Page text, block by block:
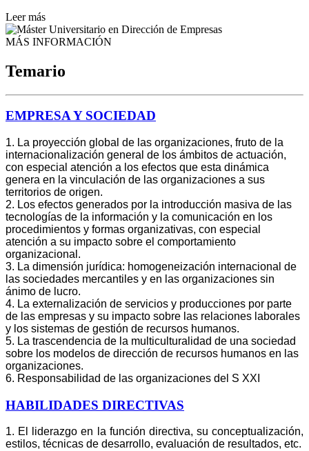
Leer más
MÁS INFORMACIÓN
Temario
EMPRESA Y SOCIEDAD
1. La proyección global de las organizaciones, fruto de la
internacionalización general de los ámbitos de actuación,
con especial atención a los efectos que esta dinámica
genera en la vinculación de las organizaciones a sus
territorios de origen.
2. Los efectos generados por la introducción masiva de las
tecnologías de la información y la comunicación en los
procedimientos y formas organizativas, con especial
atención a su impacto sobre el comportamiento
organizacional.
3. La dimensión jurídica: homogeneización internacional de
las sociedades mercantiles y en las organizaciones sin
ánimo de lucro.
4. La externalización de servicios y producciones por parte
de las empresas y su impacto sobre las relaciones laborales
y los sistemas de gestión de recursos humanos.
5. La trascendencia de la multiculturalidad de una sociedad
sobre los modelos de dirección de recursos humanos en las
organizaciones.
6. Responsabilidad de las organizaciones del S XXI
HABILIDADES DIRECTIVAS
1. El liderazgo en la función directiva, su conceptualización,
estilos, técnicas de desarrollo, evaluación de resultados, etc.